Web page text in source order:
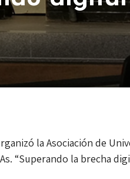
la Asociación de
“Superando la brecha